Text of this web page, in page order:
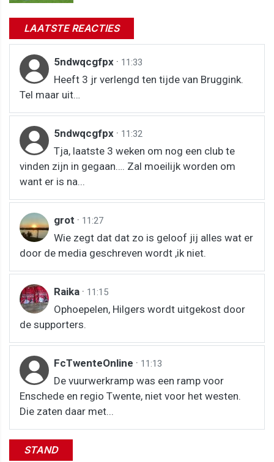
LAATSTE REACTIES
5ndwqcgfpx · 11:33
Heeft 3 jr verlengd ten tijde van Bruggink.
Tel maar uit…
5ndwqcgfpx · 11:32
Tja, laatste 3 weken om nog een club te
vinden zijn in gegaan…. Zal moeilijk worden om
want er is na...
grot · 11:27
Wie zegt dat dat zo is geloof jij alles wat er
door de media geschreven wordt ,ik niet.
Raika · 11:15
Ophoepelen, Hilgers wordt uitgekost door
de supporters.
FcTwenteOnline · 11:13
De vuurwerkramp was een ramp voor
Enschede en regio Twente, niet voor het westen.
Die zaten daar met...
STAND